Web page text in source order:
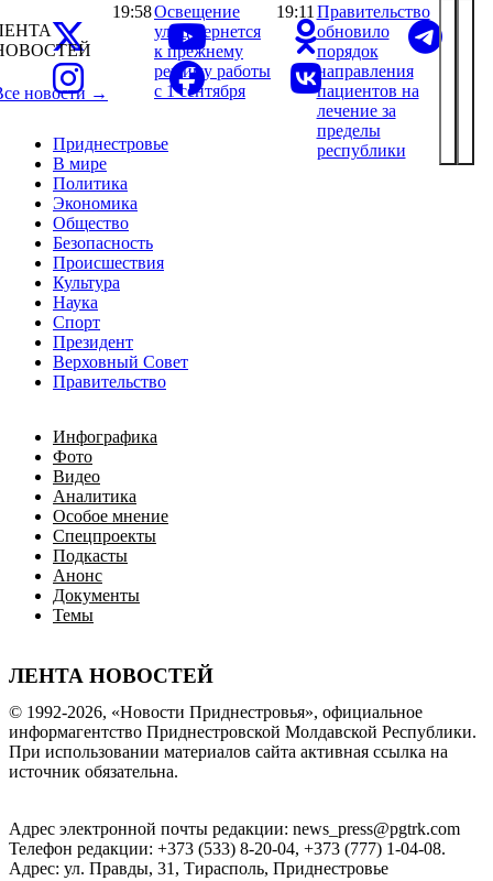
Приднестровье
В мире
Политика
Экономика
Общество
Безопасность
Происшествия
Культура
Наука
Спорт
Президент
Верховный Совет
Правительство
Инфографика
Фото
Видео
Аналитика
Особое мнение
Спецпроекты
Подкасты
Анонс
Документы
Темы
ЛЕНТА НОВОСТЕЙ
новости →
19:58Освещение
улиц вернется
к прежнему
режиму работы
с 1 сентября
19:11 Правительство
обновило
порядок
направления
пациентов на
лечение за
пределы
республики
© 1992-2026, «Новости Приднестровья», официальное
информагентство Приднестровской Молдавской Республики.
При использовании материалов сайта активная ссылка на
источник обязательна.
Адрес электронной почты редакции: news_press@pgtrk.com
Телефон редакции: +373 (533) 8-20-04, +373 (777) 1-04-08.
Адрес: ул. Правды, 31, Тирасполь, Приднестровье